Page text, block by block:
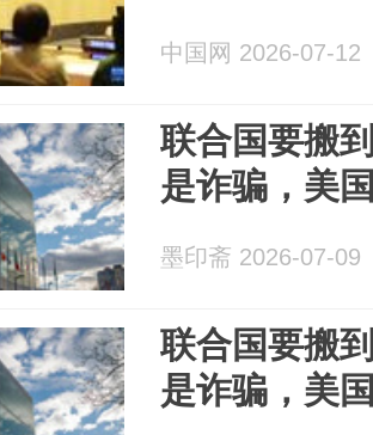
中国网 2026-07-12
联合国要搬
是诈骗，美
墨印斋 2026-07-09
联合国要搬
是诈骗，美